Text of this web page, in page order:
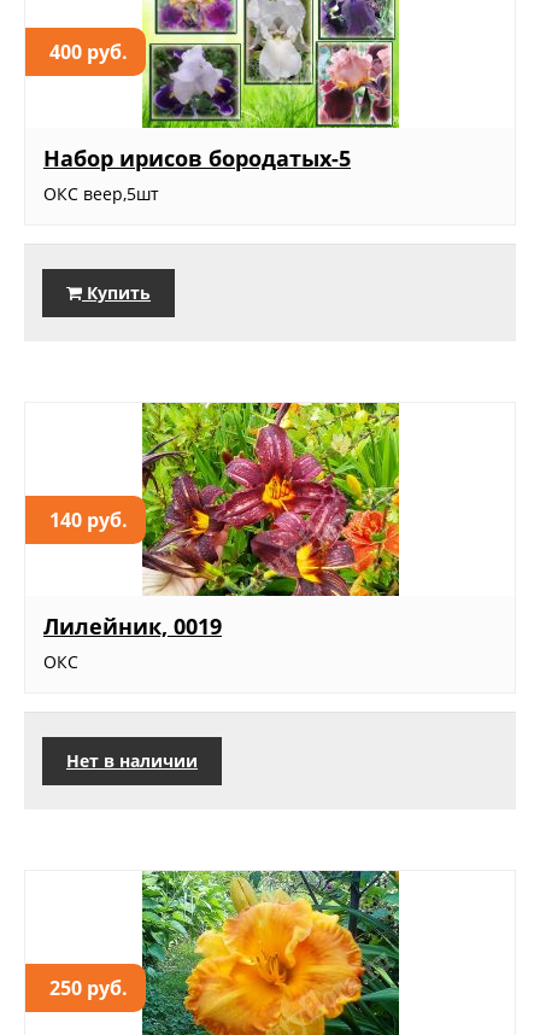
400 руб.
Набор ирисов бородатых-5
ОКС веер,5шт
Купить
140 руб.
Лилейник, 0019
ОКС
Нет в наличии
250 руб.